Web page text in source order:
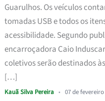
Guarulhos. Os veículos
tomadas USB e todos os
acessibilidade. Segundo
encarroçadora Caio
coletivos serão destinados
[…]
Kauã Silva Pereira • 07 de fevereiro